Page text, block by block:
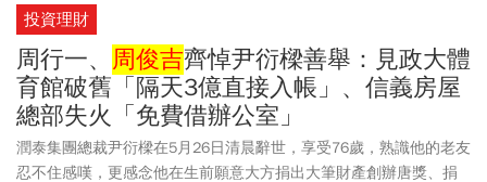
投資理財
周行一、 周俊吉齊悼尹衍樑善舉：見政大體
育館破舊「隔天3億直接入帳」、信義房屋
總部失火「免費借辦公室」
潤泰集團總裁尹衍樑在5月26日清晨辭世，享受76歲，熟識他的老友
忍不住感嘆，更感念他在生前願意大方捐出大筆財產創辦唐獎、捐